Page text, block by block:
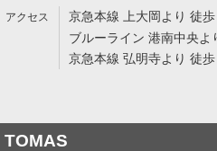
京急本線 上大岡より 徒
ブルーライン 港南中央よ
京急本線 弘明寺より 徒
TOMAS